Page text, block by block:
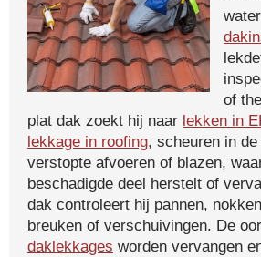
of
plat dak zoekt hij naar lekken in
lekkage in roofing, scheuren in
verstopte afvoeren of blazen,
beschadigde deel herstelt of
dak controleert hij pannen,
breuken of verschuivingen. De
daklekkages worden vervangen